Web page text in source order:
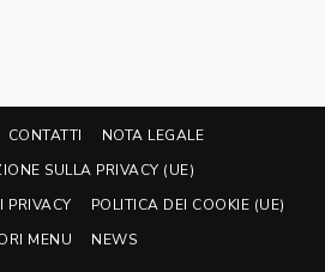
CONTATTI
NOTA LEGALE
SULLA PRIVACY (UE)
PRIVACY
POLITICA DEI COOKIE (UE)
MENU
NEWS